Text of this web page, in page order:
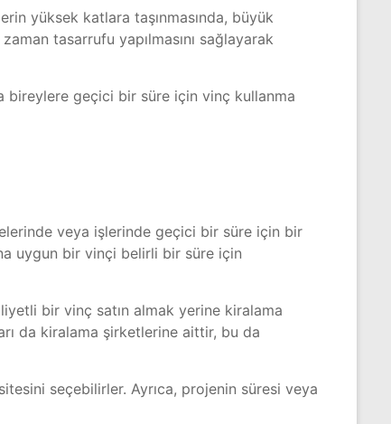
yüksek katlara taşınmasında, büyük
tasarrufu yapılmasını sağlayarak
bireylere geçici bir süre için vinç kullanma
veya işlerinde geçici bir süre için bir
uygun bir vinçi belirli bir süre için
bir vinç satın almak yerine kiralama
da kiralama şirketlerine aittir, bu da
seçebilirler. Ayrıca, projenin süresi veya